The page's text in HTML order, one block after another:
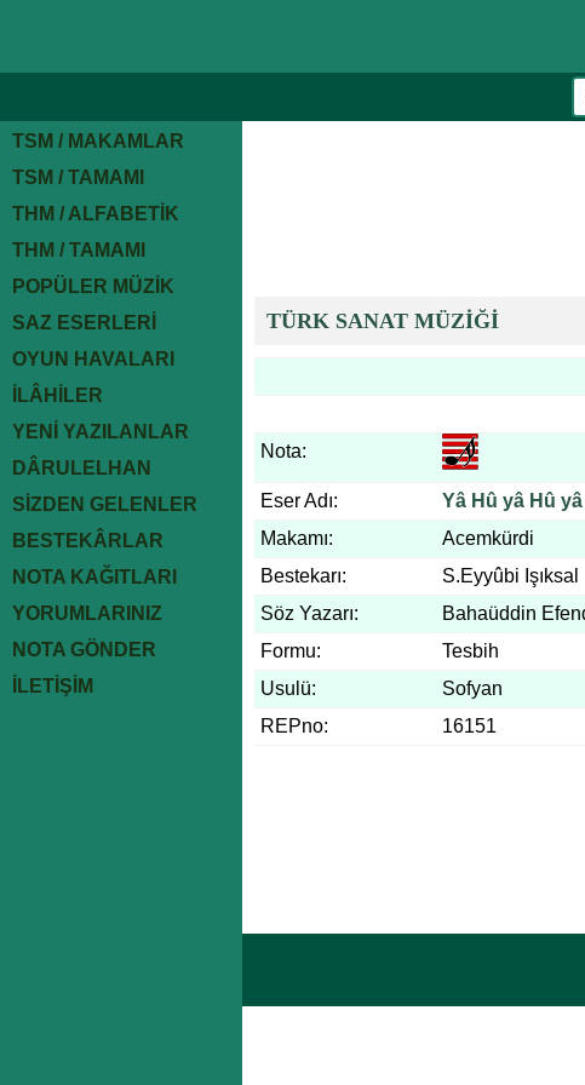
TSM / MAKAMLAR
TSM / TAMAMI
THM / ALFABETİK
THM / TAMAMI
POPÜLER MÜZİK
SAZ ESERLERİ
OYUN HAVALARI
İLÂHİLER
YENİ YAZILANLAR
DÂRULELHAN
SİZDEN GELENLER
BESTEKÂRLAR
NOTA KAĞITLARI
YORUMLARINIZ
NOTA GÖNDER
İLETİŞİM
TÜRK SANAT MÜZİĞİ
Nota:
Eser Adı:
Yâ Hû yâ Hû
Makamı:
Acemkürdi
Bestekarı:
S.Eyyûbi Işıksal
Söz Yazarı:
Bahaüddin
Formu:
Tesbih
Usulü:
Sofyan
REPno:
16151